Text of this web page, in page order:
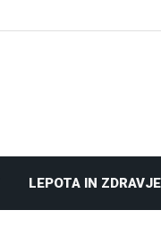
LEPOTA IN ZDRAVJE